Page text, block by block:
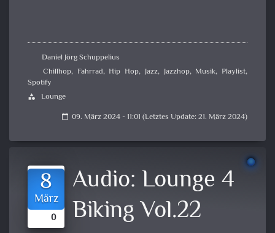
Daniel Jörg Schuppelius
Chillhop, Fahrrad,Hip Hop, Jazz, Jazzhop, Musik,Playlist,
Spotify
category Lounge
calendar_today 09. März 2024 - 11:01 (Letztes Update: 21. März 2024)
8
März
0
Audio: Lounge 4
Biking Vol.22